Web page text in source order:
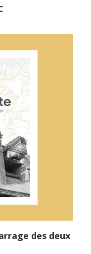
des deux